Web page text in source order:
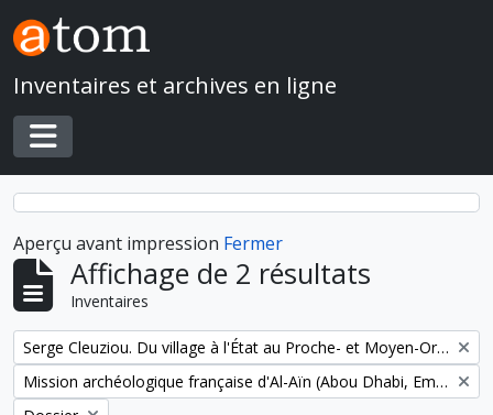
Skip to main content
Inventaires et archives en ligne
Toggle navigation
Aperçu avant impression Fermer
Affichage de 2 résultats
Inventaires
Remove filter:
Serge Cleuziou. Du village à l'État au Proche- et Moyen-Orient
Remove filter:
Mission archéologique française d'Al-Aïn (Abou Dhabi, Emirats arabes unis)